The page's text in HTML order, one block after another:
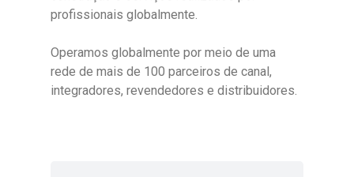
profissionais globalmente.
Operamos globalmente por meio de uma
rede de mais de 100 parceiros de canal,
integradores, revendedores e distribuidores.